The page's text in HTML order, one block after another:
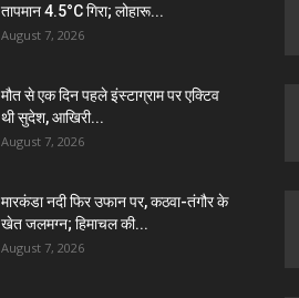
तापमान 4.5°C गिरा; लोहारू...
August 7, 2026
मौत से एक दिन पहले इंस्टाग्राम पर एक्टिव
थी सुदेश, आखिरी...
August 7, 2026
मारकंडा नदी फिर उफान पर, कठवा-तंगौर के
खेत जलमग्न; हिमाचल की...
August 7, 2026